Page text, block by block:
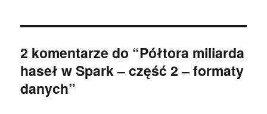
2 komentarze do “Półtora miliarda
haseł w Spark – część 2 – formaty
danych”